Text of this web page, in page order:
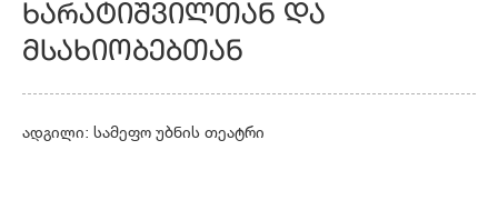
ᲮᲐᲠᲐᲢᲘᲨᲕᲘᲚᲗᲐᲜ ᲓᲐ
ᲛᲡᲐᲮᲘᲝᲑᲔᲑᲗᲐᲜ
ადგილი: სამეფო უბნის თეატრი